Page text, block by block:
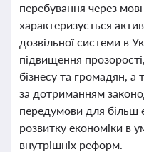
перебування через
характеризується
дозвільної системи в
підвищення
бізнесу та громадян,
за дотриманням
передумови для більш
розвитку економіки в
внутрішніх реформ.